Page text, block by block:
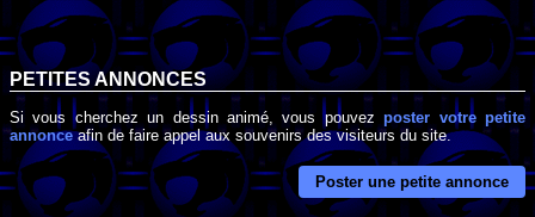
PETITES ANNONCES
Si vous cherchez un dessin animé, vous pouvezposter votre petite
annonceafin de faire appel aux souvenirs des visiteurs du site.
Poster une petite annonce